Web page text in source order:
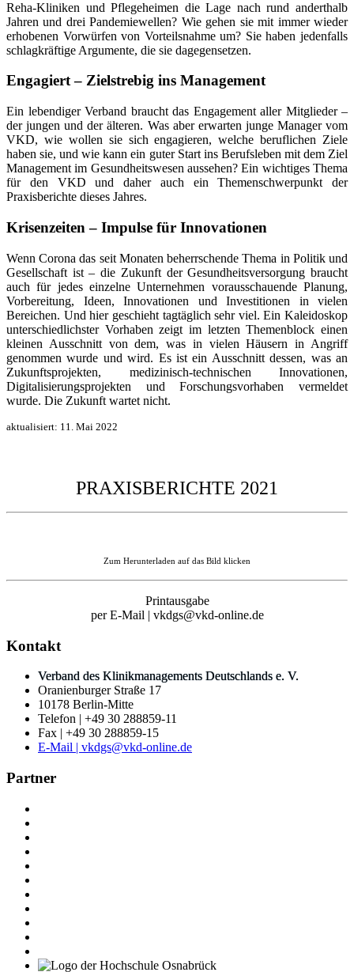
Reha-Kliniken und Pflegeheimen die Lage nach rund anderthalb
Jahren und drei Pandemiewellen? Wie gehen sie mit immer wieder
erhobenen Vorwürfen von Vorteilsnahme um? Sie haben jedenfalls
schlagkräftige Argumente, die sie dagegensetzen.
Engagiert – Zielstrebig ins Management
Ein lebendiger Verband braucht das Engagement aller Mitglieder –
der jungen und der älteren. Was aber erwarten junge Manager vom
VKD, wie wollen sie sich engagieren, welche beruflichen Ziele
haben sie, und wie kann ein guter Start ins Berufsleben mit dem Ziel
Management im Gesundheitswesen aussehen? Ein wichtiges Thema
für den VKD und daher auch ein Themenschwerpunkt der
Praxisberichte dieses Jahres.
Krisenzeiten – Impulse für Innovationen
Wenn Corona das seit Monaten beherrschende Thema in Politik und
Gesellschaft ist – die Zukunft der Gesundheitsversorgung braucht
auch für jedes einzelne Unternehmen vorausschauende Planung,
Vorbereitung, Ideen, Innovationen und Investitionen in vielen
Bereichen. Und hier geschieht tagtäglich sehr viel. Ein Kaleidoskop
unterschiedlichster Vorhaben zeigt im letzten Themenblock einen
kleinen Ausschnitt von dem, was in vielen Häusern in Angriff
genommen wurde und wird. Es ist ein Ausschnitt dessen, was an
Zukunftsprojekten, medizinisch-technischen Innovationen,
Digitalisierungsprojekten und Forschungsvorhaben vermeldet
wurde. Die Zukunft wartet nicht.
aktualisiert: 11. Mai 2022
PRAXISBERICHTE 2021
Zum Herunterladen auf das Bild klicken
Printausgabe
per E-Mail | vkdgs@vkd-online.de
Kontakt
Verband des Klinikmanagements Deutschlands e. V.
Oranienburger Straße 17
10178 Berlin-Mitte
Telefon | +49 30 288859-11
Fax | +49 30 288859-15
E-Mail | vkdgs@vkd-online.de
Partner